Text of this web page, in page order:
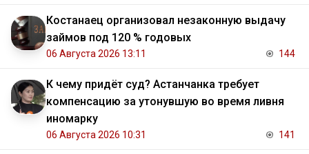
Костанаец организовал незаконную выдачу
займов под 120 % годовых
06 Августа 2026 13:11 144
К чему придёт суд? Астанчанка требует
компенсацию за утонувшую во время ливня
иномарку
06 Августа 2026 10:31 141